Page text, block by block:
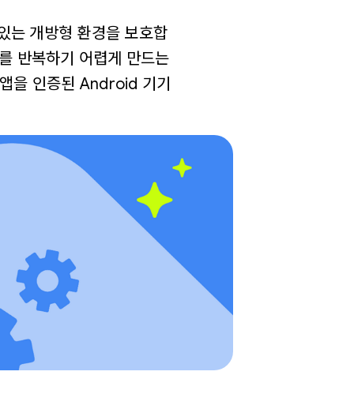
는 개방형 환경을 보호합
반복하기 어렵게 만드는
을 인증된 Android 기기